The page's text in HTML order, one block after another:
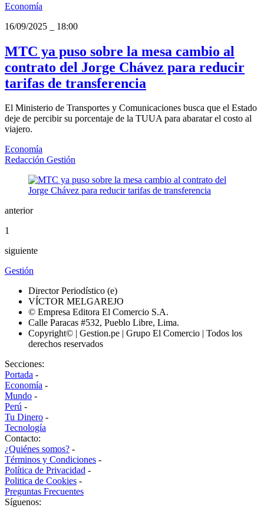
Economía
16/09/2025
18:00
MTC ya puso sobre la mesa cambio al
contrato del Jorge Chávez para reducir
tarifas de transferencia
El Ministerio de Transportes y Comunicaciones busca que el Estado
deje de percibir su porcentaje de la TUUA para abaratar el costo al
viajero.
Economía
Redacción Gestión
anterior
1
siguiente
Gestión
Director Periodístico (e)
VÍCTOR MELGAREJO
© Empresa Editora El Comercio S.A.
Calle Paracas #532, Pueblo Libre, Lima.
Copyright© | Gestion.pe | Grupo El Comercio | Todos los
derechos reservados
Secciones:
Portada -
Economía -
Mundo -
Perú -
Tu Dinero -
Tecnología
Contacto:
¿Quiénes somos? -
Términos y Condiciones -
Política de Privacidad -
Politica de Cookies -
Preguntas Frecuentes
Síguenos: